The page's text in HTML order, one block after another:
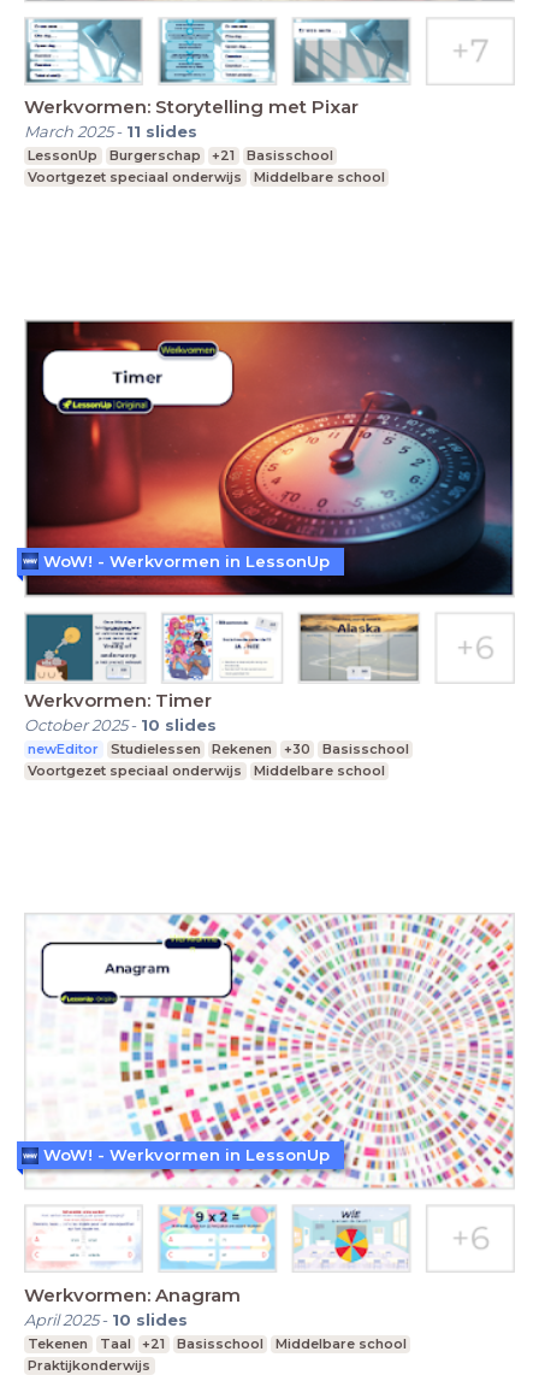
Werkvormen: Storytelling met Pixar
March 2025- 11 slides
LessonUp Burgerschap +21
Basisschool
Voortgezet speciaal onderwijs
Middelbare school
Werkvormen: Timer
October 2025- 10 slides
newEditor Studielessen Rekenen +30
Basisschool
Voortgezet speciaal onderwijs
Middelbare school
WoW! - Werkvormen in LessonUp
Werkvormen: Anagram
April 2025- 10 slides
Tekenen Taal +21 Basisschool
Middelbare school
Praktijkonderwijs
WoW! - Werkvormen in LessonUp